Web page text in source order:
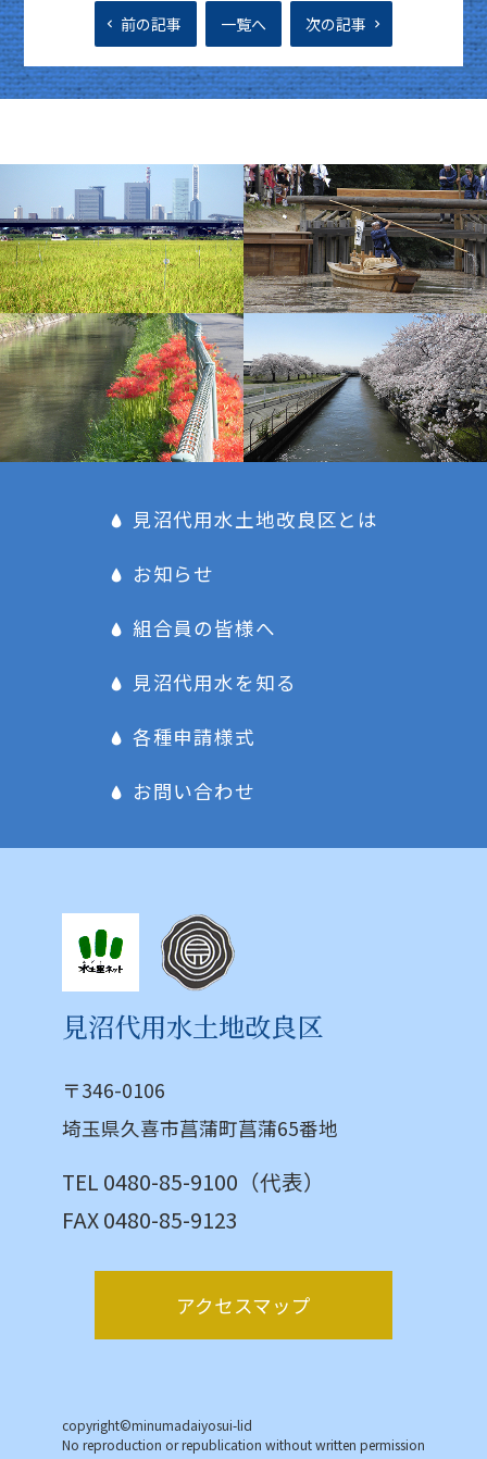
前の記事 一覧へ 次の記事
見沼代用水土地改良区
〒346-0106
埼玉県久喜市菖蒲町菖蒲65番地
TEL 0480-85-9100（代表）
FAX 0480-85-9123
アクセスマップ
copyright©minumadaiyosui-lid
No reproduction or republication without written permission
見沼代用水土地改良区とは
お知らせ
組合員の皆様へ
見沼代用水を知る
各種申請様式
お問い合わせ